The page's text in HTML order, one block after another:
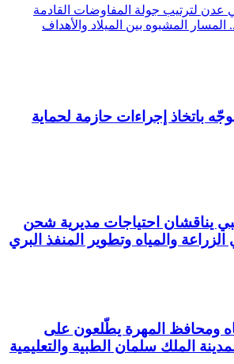
لترتيب جولة المفاوضات القادمة
المشبوه بين الميلاد والأهداف
يوجّه باتخاذ إجراءات حازمة لحماية
يناقشان احتياجات مديرية شحن
والمياه وتطوير المنفذ البري
ومحافظ المهرة يطّلعون على
لمدينة الملك سلمان الطبية والتعليمية